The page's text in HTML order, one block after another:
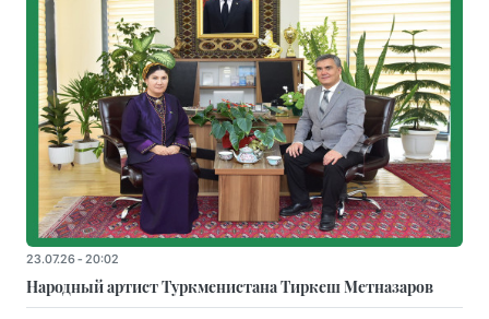
23.07.26 - 20:02
Народный артист Туркменистана Тиркеш Мeтназаров